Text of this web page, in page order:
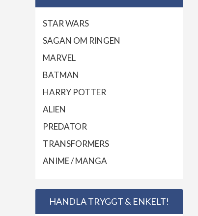
STAR WARS
SAGAN OM RINGEN
MARVEL
BATMAN
HARRY POTTER
ALIEN
PREDATOR
TRANSFORMERS
ANIME / MANGA
HANDLA TRYGGT & ENKELT!